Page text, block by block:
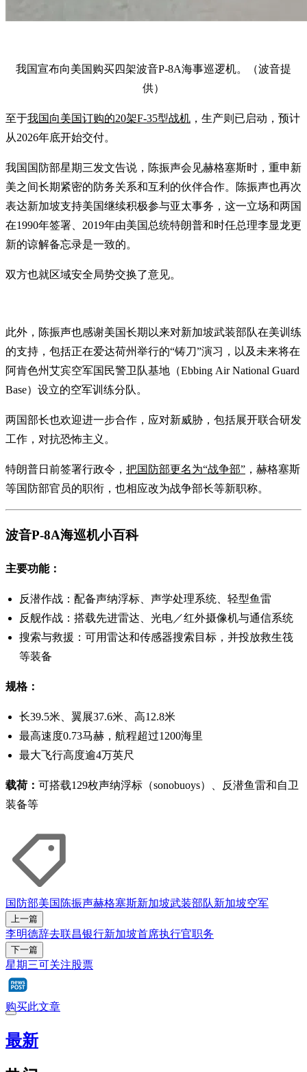
我国宣布向美国购买四架波音P-8A海事巡逻机。（波音提
供）
至于我国向美国订购的20架F-35型战机 ，生产则已启动，预计
从2026年底开始交付。
我国国防部星期三发文告说，陈振声会见赫格塞斯时，重申新
美之间长期紧密的防务关系和互利的伙伴合作。陈振声也再次
表达新加坡支持美国继续积极参与亚太事务，这一立场和两国
在1990年签署、2019年由美国总统特朗普和时任总理李显龙更
新的谅解备忘录是一致的。
双方也就区域安全局势交换了意见。
此外，陈振声也感谢美国长期以来对新加坡武装部队在美训练
的支持，包括正在爱达荷州举行的“铸刀”演习，以及未来将在
阿肯色州艾宾空军国民警卫队基地（Ebbing Air National Guard
Base）设立的空军训练分队。
两国部长也欢迎进一步合作，应对新威胁，包括展开联合研发
工作，对抗恐怖主义。
特朗普日前签署行政令， 把国防部更名为“战争部” ，赫格塞斯
等国防部官员的职衔，也相应改为战争部长等新职称。
波音P-8A海巡机小百科
主要功能：
反潜作战：配备声纳浮标、声学处理系统、轻型鱼雷
反舰作战：搭载先进雷达、光电／红外摄像机与通信系统
搜索与救援：可用雷达和传感器搜索目标，并投放救生筏
等装备
规格：
长39.5米、翼展37.6米、高12.8米
最高速度0.73马赫，航程超过1200海里
最大飞行高度逾4万英尺
载荷： 可搭载129枚声纳浮标（sonobuoys）、反潜鱼雷和自卫
装备等
国防部美国 陈振声赫格塞斯新加坡武装部队新加坡空军
上一篇
李明德辞去联昌银行新加坡首席执行官职务
下一篇
星期三可关注股票
购买此文章
最新